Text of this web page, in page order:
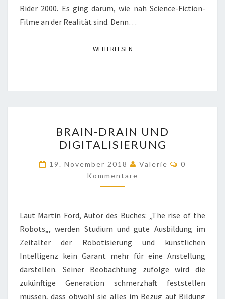
Rider 2000. Es ging darum, wie nah Science-Fiction-
Filme an der Realität sind. Denn…
WEITERLESENWEITERLESEN
DRAIN
UND
DIGITALISIERUNG
BRAIN-DRAIN UND
DIGITALISIERUNG
19. November 2018 Valerie
0
Kommentare
Laut Martin Ford, Autor des Buches: „The rise of the
Robots„, werden Studium und gute Ausbildung im
Zeitalter der Robotisierung und künstlichen
Intelligenz kein Garant mehr für eine Anstellung
darstellen. Seiner Beobachtung zufolge wird die
zukünftige Generation schmerzhaft feststellen
müssen, dass obwohl sie alles im Bezug auf Bildung